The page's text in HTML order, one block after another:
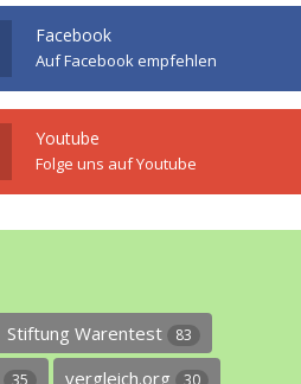
Facebook
Auf Facebook empfehlen
Youtube
Folge uns auf Youtube
Stiftung Warentest 83
35 vergleich.org 30